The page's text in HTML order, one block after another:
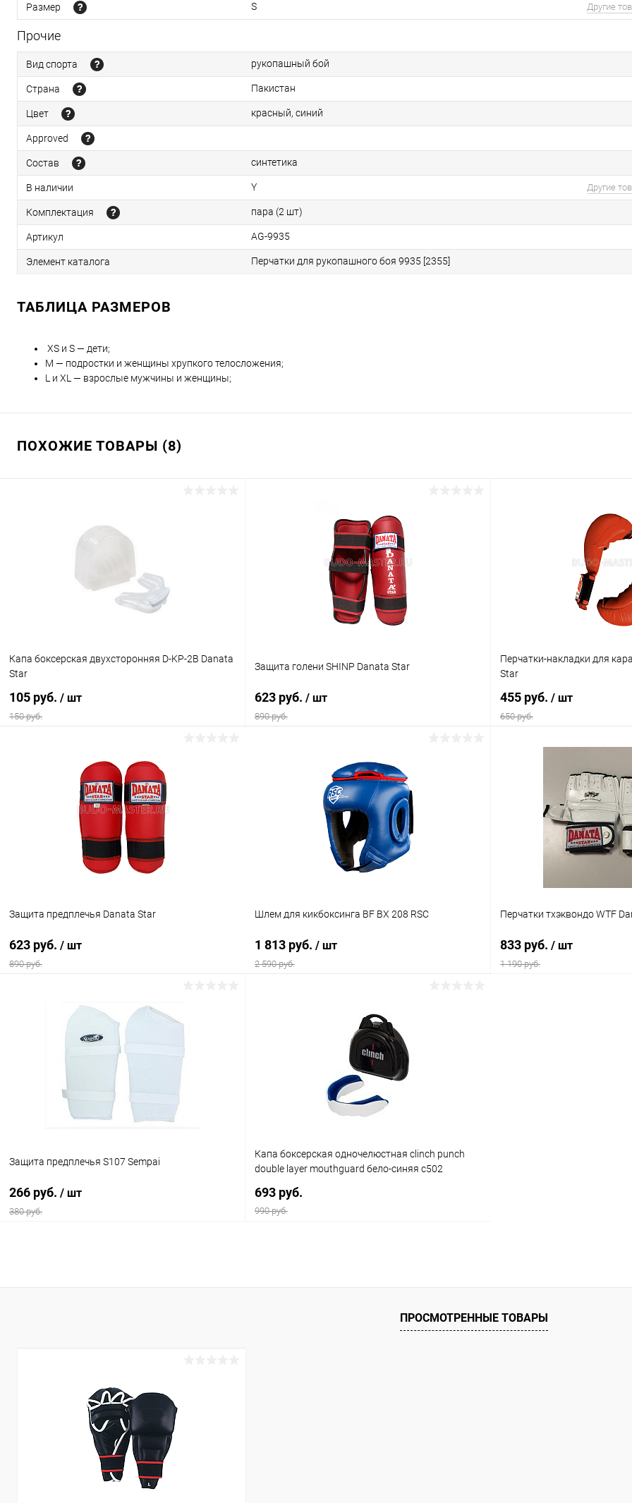
Размер S Другие
Прочие
Вид спорта рукопашный бой
Страна Пакистан
Цвет красный, синий
Approved
Состав синтетика
В наличии Y Другие
Комплектация пара (2 шт)
Артикул AG-9935
Элемент каталога Перчатки для рукопашного боя 9935 [2355]
ТАБЛИЦА РАЗМЕРОВ
XS и S — дети;
M — подростки и женщины хрупкого телосложения;
L и XL — взрослые мужчины и женщины;
ПОХОЖИЕ ТОВАРЫ (8)
Капа боксерская двухсторонняя D-KP-2B Danata
Star
105 руб. / шт
150 руб.
Купить в 1 клик Сравнение
Под заказ
Защита голени SHINP Danata Star
623 руб. / шт
890 руб.
Купить в 1 клик Сравнение
В наличии
XL
Перчатки-накладки для
Star
455 руб. / шт
650 руб.
Купить в 1 клик
В избранное
XL
Защита предплечья Danata Star
623 руб. / шт
890 руб.
В корзину
Купить в 1 клик
В избранное В наличии
XS
Шлем для кикбоксинга BF BX 208 RSC
1 813 руб. / шт
2 590 руб.
Сравнение
В наличии
L
Перчатки тхэквондо WTF
833 руб. / шт
1 190 руб.
Защита предплечья S107 Sempai
266 руб. / шт
380 руб.
Купить в 1 клик Сравнение
Капа боксерская одночелюстная clinch punch
double layer mouthguard бело-синяя c502
693 руб.
990 руб.
Купить в 1 клик Сравнение
ПРОСМОТРЕННЫЕ ТОВАРЫ